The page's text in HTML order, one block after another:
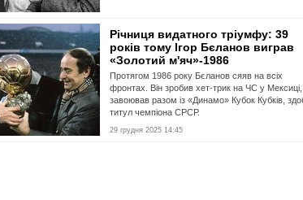
Річниця видатного тріумфу: 39
років тому Ігор Бєланов виграв
«Золотий м'яч»-1986
Протягом 1986 року Бєланов сяяв на всіх
фронтах. Він зробив хет-трик на ЧС у Мексиці,
завоював разом із «Динамо» Кубок Кубків,
титул чемпіона СРСР.
29 грудня 2025 14:45